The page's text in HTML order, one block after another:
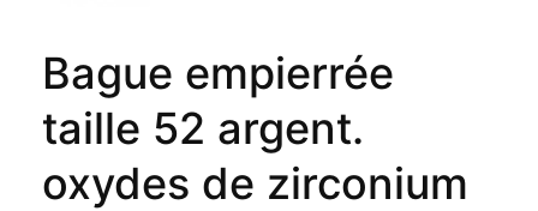
Bague empierrée
taille 52 argent.
oxydes de zirconium